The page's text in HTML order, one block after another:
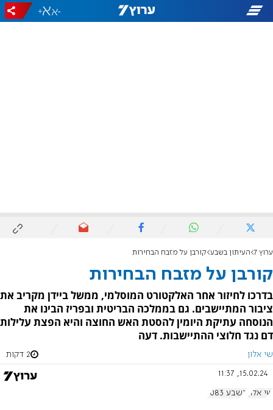
-
+
ערוץ 7 העיתון בשבע קורבן על מזבח הבחירות
קורבן על מזבח הבחירות
בדרכו לחיזור אחר האלקטורט המוסלמי, ממשל ביידן מקריב את
ציבור המתיישבים. גם בממלכה הבריטית ובפריז הבינו את
הנוסחה עתיקת היומין להסטת האש החוצה והיא הפצת עלילות
דם נגד חלוצי ההתיישבות. דעה
שי אלון 2 דקות
15.02.24, 11:37
שי אלון בשבע 1083